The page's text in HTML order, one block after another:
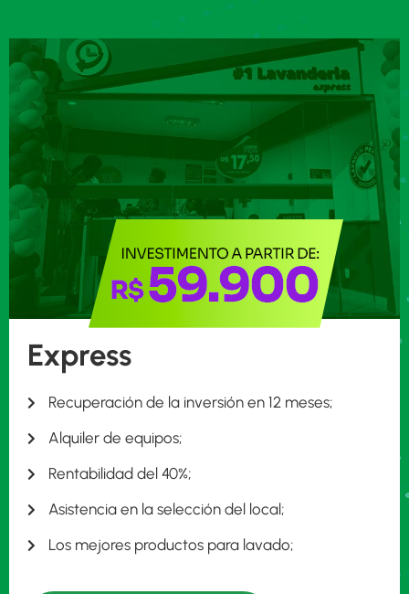
Express
Recuperación de la inversión en 12 meses;
Alquiler de equipos;
Rentabilidad del 40%;
Asistencia en la selección del local;
Los mejores productos para lavado;